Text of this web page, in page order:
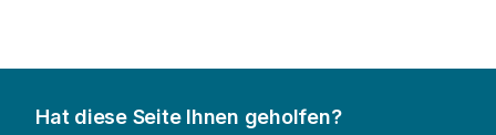
Hat diese Seite Ihnen geholfen?